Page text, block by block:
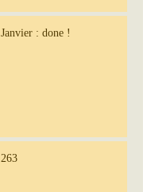
Janvier : done !
263